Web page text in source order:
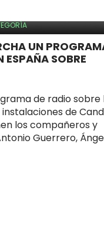
UN
ESPAÑA SOBRE
de radio sobre
de
los compañeros y
Guerrero,